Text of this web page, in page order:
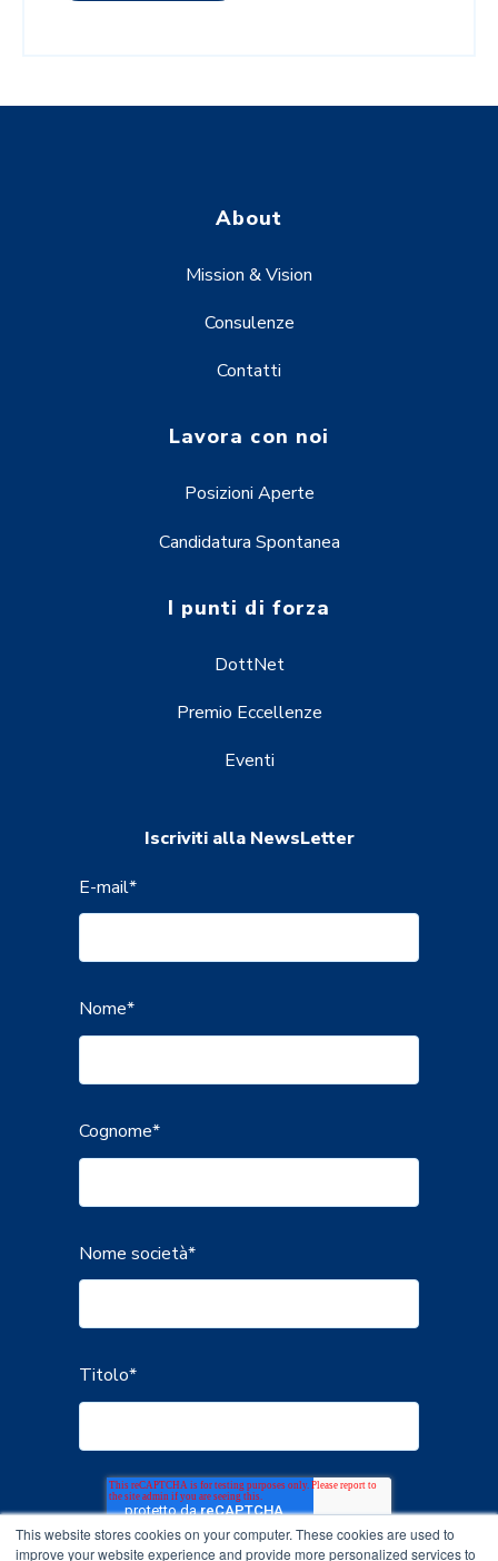
This website stores cookies on your computer. These cookies are used to
improve your website experience and provide more personalized services to
About
Mission & Vision
Consulenze
Contatti
Lavora con noi
Posizioni Aperte
Candidatura Spontanea
I punti di forza
DottNet
Premio Eccellenze
Eventi
Iscriviti alla NewsLetter
E-mail*
Nome*
Cognome*
Nome società*
Titolo*